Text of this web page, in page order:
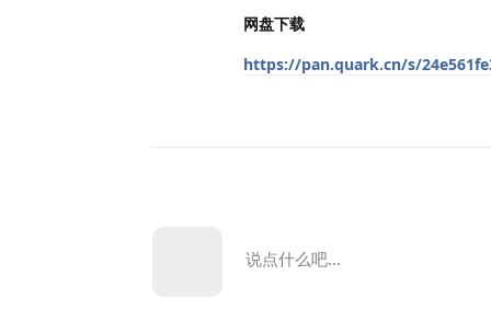
网盘下载
https://pan.quark.cn/s/
说点什么吧...